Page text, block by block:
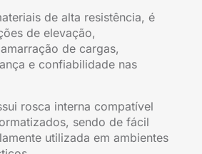
de alta resistência, é
de elevação,
de cargas,
e confiabilidade nas
rosca interna compatível
sendo de fácil
utilizada em ambientes